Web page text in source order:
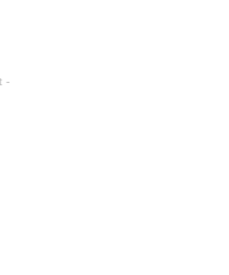
-